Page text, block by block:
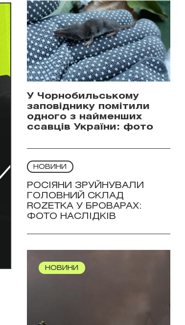
У Чорнобильському
заповіднику помітили
одного з найменших
ссавців України: фото
НОВИНИ
РОСІЯНИ ЗРУЙНУВАЛИ
ГОЛОВНИЙ СКЛАД
ROZETKA У БРОВАРАХ:
ФОТО НАСЛІДКІВ
НОВИНИ